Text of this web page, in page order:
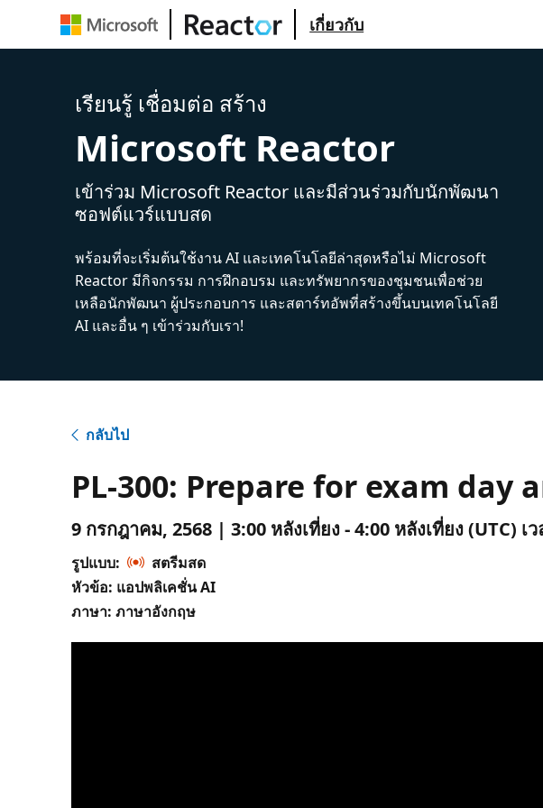
เกี่ยวกับ
เรียนรู้ เชื่อมต่อ สร้าง
Microsoft Reactor
เข้าร่วม Microsoft Reactor และมีส่วนร่วมกับนักพัฒนา
ซอฟต์แวร์แบบสด
พร้อมที่จะเริ่มต้นใช้งาน AI และเทคโนโลยีล่าสุดหรือไม่ Microsoft
Reactor มีกิจกรรม การฝึกอบรม และทรัพยากรของชุมชนเพื่อช่วย
เหลือนักพัฒนา ผู้ประกอบการ และสตาร์ทอัพที่สร้างขึ้นบนเทคโนโลยี
AI และอื่น ๆ เข้าร่วมกับเรา!
กลับไป
PL-300: Prepare for exam day
9 กรกฎาคม, 2568 | 3:00 หลังเที่ยง - 4:00 หลังเที่ยง (UTC) เ
รูปแบบ:
สตรีมสด
หัวข้อ: แอปพลิเคชั่น AI
ภาษา: ภาษาอังกฤษ